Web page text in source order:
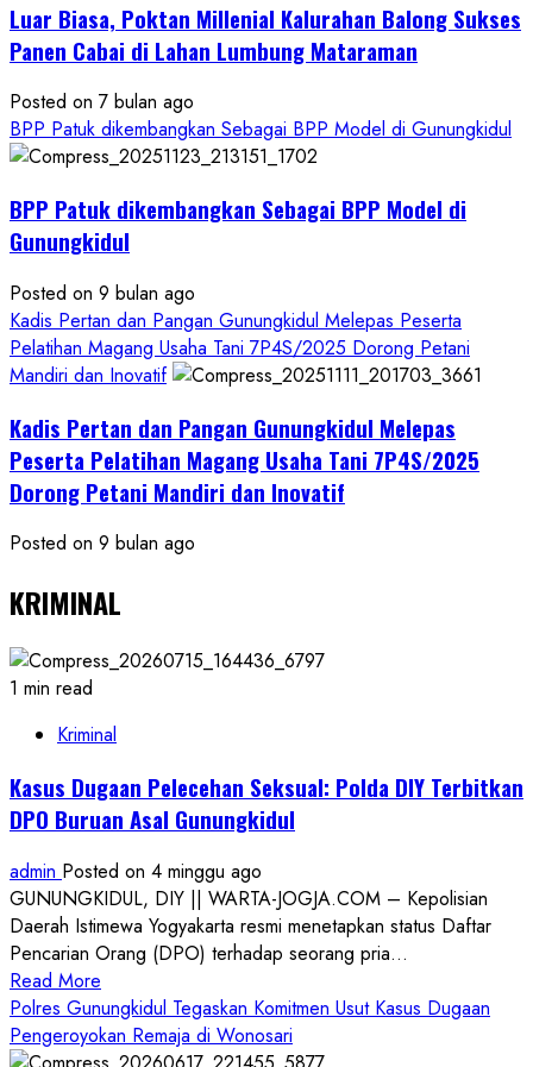
Petani
Luar Biasa, Poktan Millenial Kalurahan Balong Sukses
Panen Cabai di Lahan Lumbung Mataraman
Posted on 7 bulan ago
BPP Patuk dikembangkan Sebagai BPP Model di Gunungkidul
BPP Patuk dikembangkan Sebagai BPP Model di
Gunungkidul
Posted on 9 bulan ago
Kadis Pertan dan Pangan Gunungkidul Melepas Peserta
Pelatihan Magang Usaha Tani 7P4S/2025 Dorong Petani
Mandiri dan Inovatif
Kadis Pertan dan Pangan Gunungkidul Melepas
Peserta Pelatihan Magang Usaha Tani 7P4S/2025
Dorong Petani Mandiri dan Inovatif
Posted on 9 bulan ago
KRIMINAL
1 min read
Kriminal
Kasus Dugaan Pelecehan Seksual: Polda DIY Terbitkan
DPO Buruan Asal Gunungkidul
admin Posted on 4 minggu ago
GUNUNGKIDUL, DIY || WARTA-JOGJA.COM – Kepolisian
Daerah Istimewa Yogyakarta resmi menetapkan status Daftar
Pencarian Orang (DPO) terhadap seorang pria...
Read More
more
about
Kasus
Polres Gunungkidul Tegaskan Komitmen Usut Kasus Dugaan
Pengeroyokan Remaja di Wonosari